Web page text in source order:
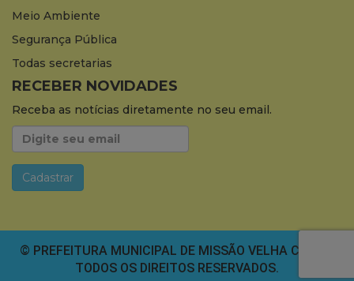
Meio Ambiente
Segurança Pública
Todas secretarias
RECEBER NOVIDADES
Receba as notícias diretamente no seu email.
© PREFEITURA MUNICIPAL DE MISSÃO VELHA CEARÁ.
TODOS OS DIREITOS RESERVADOS.